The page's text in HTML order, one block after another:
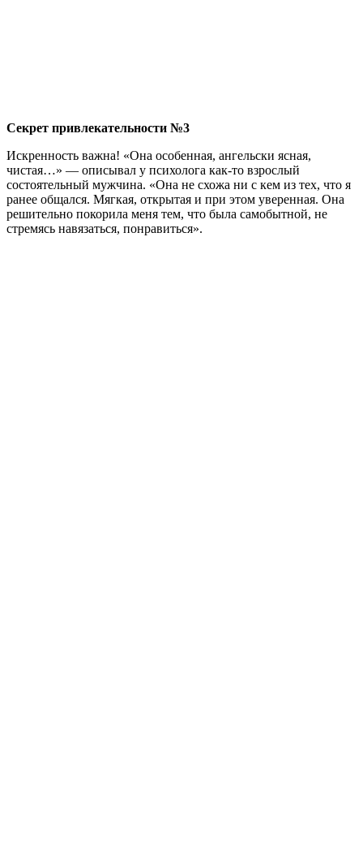
Секрет привлекательности №3
Искренность важна! «Она особенная, ангельски ясная,
чистая…» — описывал у психолога как-то взрослый
состоятельный мужчина. «Она не схожа ни с кем из тех, что я
ранее общался. Мягкая, открытая и при этом уверенная. Она
решительно покорила меня тем, что была самобытной, не
стремясь навязаться, понравиться».